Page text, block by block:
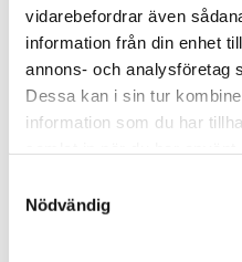
vidarebefordrar även
information från din enhet
annons- och analysföretag
Dessa kan i sin tur
information som du har
Nödvändig